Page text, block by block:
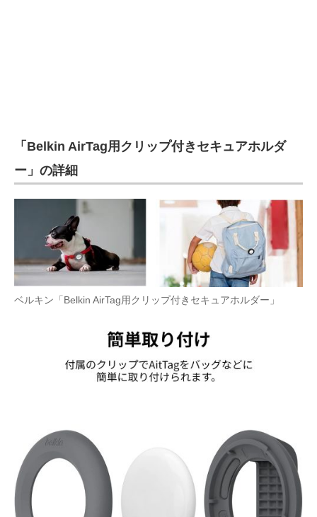
「Belkin AirTag用クリップ付きセキュアホルダ
ー」の詳細
ベルキン「Belkin AirTag用クリップ付きセキュアホルダー」